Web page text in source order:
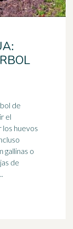
de
el
gallinas o
de